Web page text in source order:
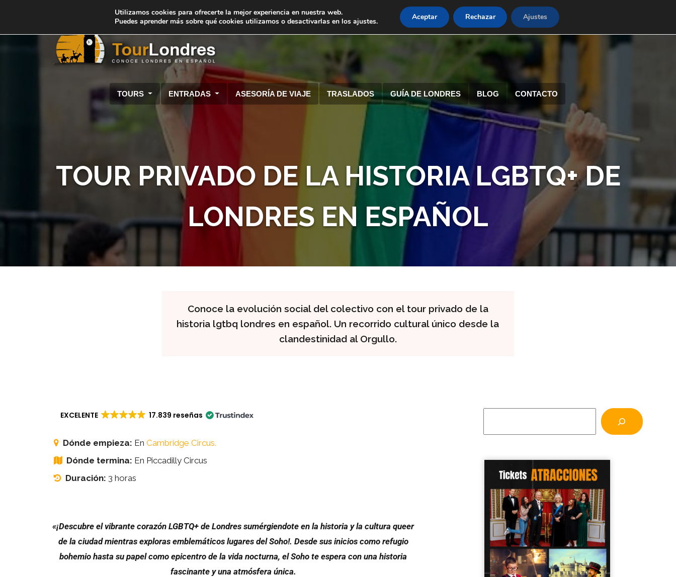
TOURS ENTRADAS ASESORÍA DE VIAJE TRASLADOS GUÍA DE LONDRES BLOG CONTACTO
TOUR PRIVADO DE LA HISTORIA LGBTQ+ DE
LONDRES EN ESPAÑOL
Conoce la evolución social del colectivo con el tour privado de la
historia lgtbq londres en español. Un recorrido cultural único desde la
clandestinidad al Orgullo.
EXCELENTE 17.839 reseñas
Dónde empieza: EnCambridge Circus.
Dónde termina: En Piccadilly Circus
Duración: 3 horas
«¡Descubre el vibrante corazón LGBTQ+ de Londres sumérgiendote en la historia y la cultura queer
de la ciudad mientras exploras emblemáticos lugares del Soho!. Desde sus inicios como refugio
bohemio hasta su papel como epicentro de la vida nocturna, el Soho te espera con una historia
fascinante y una atmósfera única.
Utilizamos cookies para ofrecerte la mejor experiencia en nuestra web.
Puedes aprender más sobre qué cookies utilizamos o desactivarlas en los ajustes.
Aceptar Rechazar Ajustes